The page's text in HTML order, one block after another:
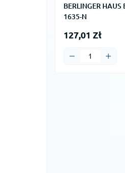
BERLINGER HAUS
1635-N
127,01 Zł